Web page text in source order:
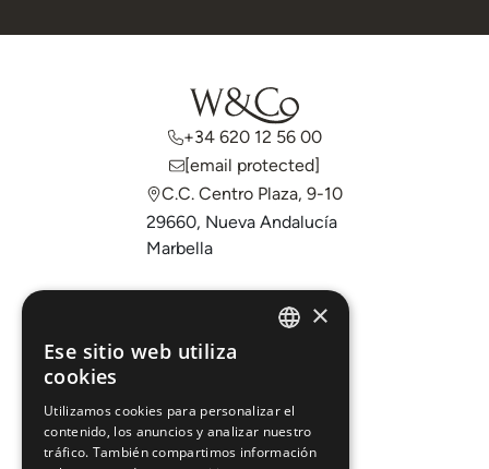
+34 620 12 56 00
[email protected]
C.C. Centro Plaza, 9-10
29660, Nueva Andalucía
Marbella
Sobre nosotros
Áreas
×
Ese sitio web utiliza
cookies
Utilizamos cookies para personalizar el
contenido, los anuncios y analizar nuestro
tráfico. También compartimos información